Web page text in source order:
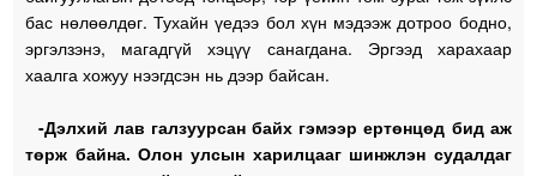
бас нөлөөлдөг. Тухайн үедээ бол хүн мэдээж дотроо бодно,
эргэлзэнэ, магадгүй хэцүү санагдана. Эргээд харахаар
хаалга хожуу нээгдсэн нь дээр байсан.
-Дэлхий лав галзуурсан байх гэмээр ертөнцөд бид аж
төрж байна. Олон улсын харилцааг шинжлэн судалдаг